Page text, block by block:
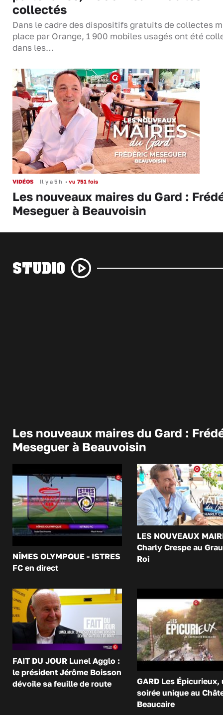
collectés
Dans le cadre des dispositifs gratuits de collectes
place par Orange, 1 900 mobiles usagés ont été
dans les…
VIDÉOS Il y a 5 h • vu 751 fois
Les nouveaux maires du Gard :
Meseguer à Beauvoisin
STUDIO
Les nouveaux maires du Gard :
Meseguer à Beauvoisin
NÎMES OLYMPQUE - ISTRES
FC en direct
LES NOUVEAUX
Charly Crespe au
Roi
FAIT DU JOUR Lunel Agglo :
le président Jérôme Boisson
dévoile sa feuille de route
GARD Les Épicurieux,
soirée unique au
Beaucaire